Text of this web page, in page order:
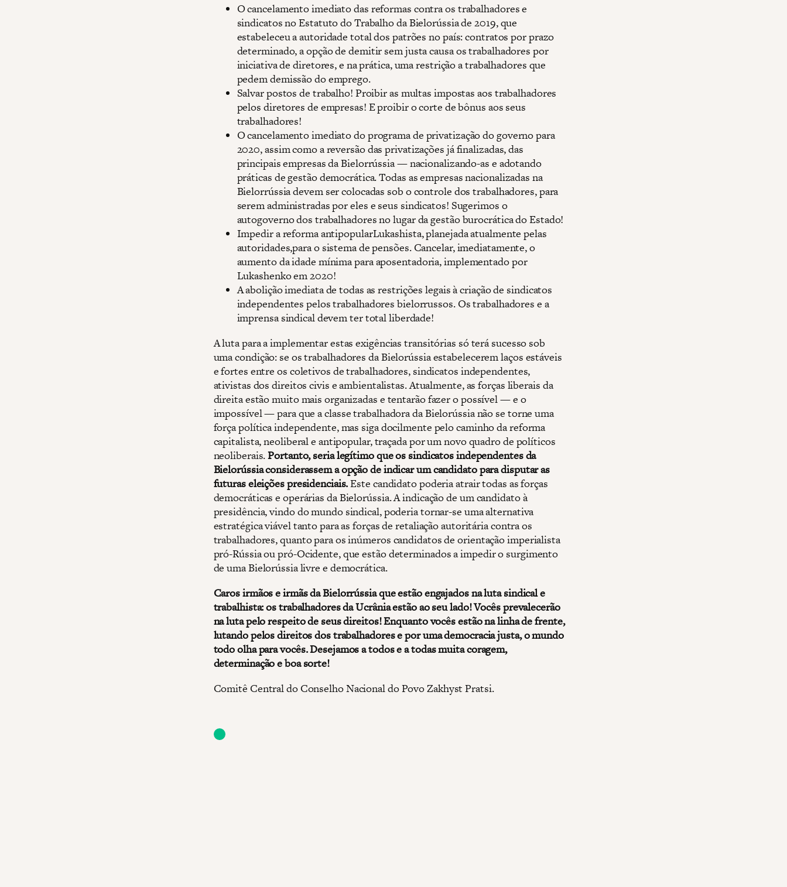
O cancelamento imediato das reformas contra os trabalhadores e
sindicatos no Estatuto do Trabalho da Bielorússia de 2019, que
estabeleceu a autoridade total dos patrões no país: contratos por prazo
determinado, a opção de demitir sem justa causa os trabalhadores por
iniciativa de diretores, e na prática, uma restrição a trabalhadores que
pedem demissão do emprego.
Salvar postos de trabalho! Proibir as multas impostas aos trabalhadores
pelos diretores de empresas! E proibir o corte de bônus aos seus
trabalhadores!
O cancelamento imediato do programa de privatização do governo para
2020, assim como a reversão das privatizações já finalizadas, das
principais empresas da Bielorrússia — nacionalizando-as e adotando
práticas de gestão democrática. Todas as empresas nacionalizadas na
Bielorrússia devem ser colocadas sob o controle dos trabalhadores, para
serem administradas por eles e seus sindicatos! Sugerimos o
autogoverno dos trabalhadores no lugar da gestão burocrática do Estado!
Impedir a reforma antipopularLukashista, planejada atualmente pelas
autoridades,para o sistema de pensões. Cancelar, imediatamente, o
aumento da idade mínima para aposentadoria, implementado por
Lukashenko em 2020!
A abolição imediata de todas as restrições legais à criação de sindicatos
independentes pelos trabalhadores bielorrussos. Os trabalhadores e a
imprensa sindical devem ter total liberdade!
A luta para a implementar estas exigências transitórias só terá sucesso sob
uma condição: se os trabalhadores da Bielorússia estabelecerem laços estáveis
e fortes entre os coletivos de trabalhadores, sindicatos independentes,
ativistas dos direitos civis e ambientalistas. Atualmente, as forças liberais da
direita estão muito mais organizadas e tentarão fazer o possível — e o
impossível — para que a classe trabalhadora da Bielorússia não se torne uma
força política independente, mas siga docilmente pelo caminho da reforma
capitalista, neoliberal e antipopular, traçada por um novo quadro de políticos
neoliberais.Portanto, seria legítimo que os sindicatos independentes da
Bielorússia considerassem a opção de indicar um candidato para disputar as
futuras eleições presidenciais.Este candidato poderia atrair todas as forças
democráticas e operárias da Bielorússia. A indicação de um candidato à
presidência, vindo do mundo sindical, poderia tornar-se uma alternativa
estratégica viável tanto para as forças de retaliação autoritária contra os
trabalhadores, quanto para os inúmeros candidatos de orientação imperialista
pró-Rússia ou pró-Ocidente, que estão determinados a impedir o surgimento
de uma Bielorússia livre e democrática.
Caros irmãos e irmãs da Bielorrússia que estão engajados na luta sindical e
trabalhista: os trabalhadores da Ucrânia estão ao seu lado! Vocês prevalecerão
na luta pelo respeito de seus direitos! Enquanto vocês estão na linha de frente,
lutando pelos direitos dos trabalhadores e por uma democracia justa, o mundo
todo olha para vocês. Desejamos a todos e a todas muita coragem,
determinação e boa sorte!
Comitê Central do Conselho Nacional do Povo Zakhyst Pratsi.